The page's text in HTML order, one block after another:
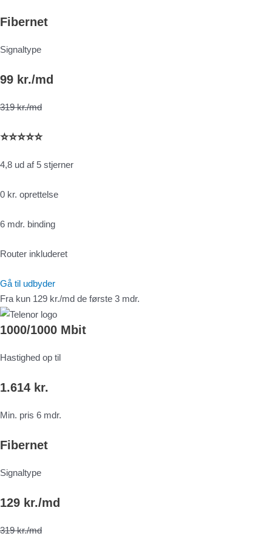
Fibernet
Signaltype
99 kr./md
319 kr./md
⭐⭐⭐⭐⭐
4,8 ud af 5 stjerner
0 kr. oprettelse
6 mdr. binding
Router inkluderet
Gå til udbyder
Fra kun 129 kr./md de første 3 mdr.
1000/1000 Mbit
Hastighed op til
1.614 kr.
Min. pris 6 mdr.
Fibernet
Signaltype
129 kr./md
319 kr./md